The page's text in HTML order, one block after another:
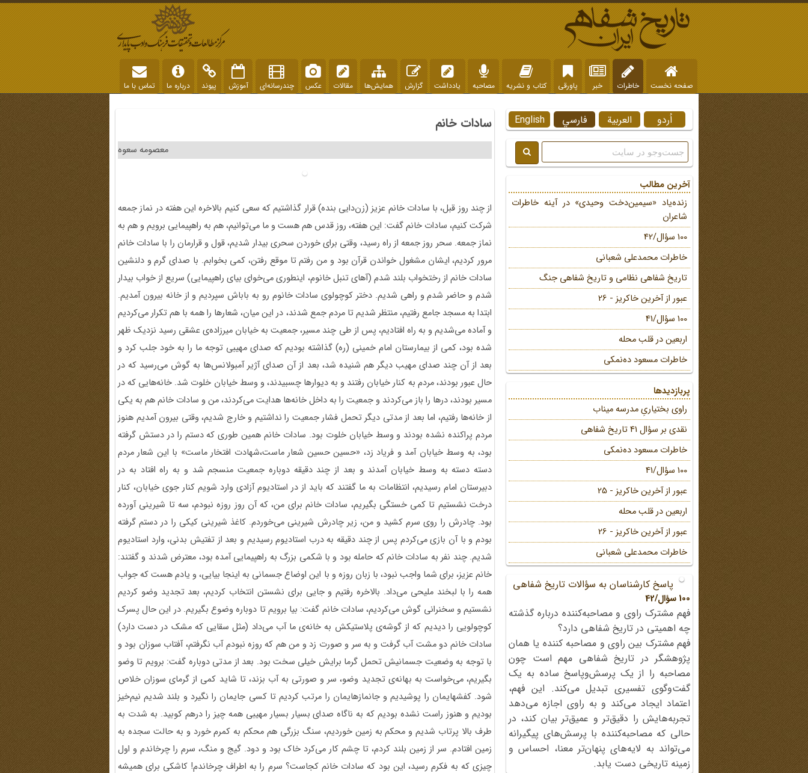
صفحه نخست خاطرات خبر پاورقی کتاب و نشریه مصاحبه یادداشت گزارش همایش‌ها مقالات عکس چندرسانه‌ای آموزش پیوند درباره ما تماس با ما
سادات خانم
معصومه سعوه
از چند روز قبل، با سادات خانم عزیز (زن‌دایی بنده) قرار گذاشتیم که سعی کنیم بالاخره این هفته در نماز جمعه
شرکت کنیم، سادات خانم گفت: این هفته، روز قدس هم هست و ما می‌توانیم، هم به راهپیمایی برویم و هم به
نماز جمعه. سحر روز جمعه از راه رسید،‌ وقتی برای خوردن سحری بیدار شدیم، قول و قرارمان را با سادات خانم
مرور کردیم، ‌ایشان مشغول خواندن قرآن بود و من رفتم تا موقع رفتن، کمی بخوابم. با صدای گرم و دلنشین
سادات خانم از رختخواب بلند شدم (آهای تنبل خانوم،‌ اینطوری می‌خوای بیای راهپیمایی) سریع از خواب بیدار
شدم و حاضر شدم و راهی شدیم. دختر کوچولوی سادات خانوم رو به باباش سپردیم و از خانه بیرون آمدیم.
ابتدا به مسجد جامع رفتیم، منتظر شدیم تا مردم جمع شدند، در این میان، شعارها را همه با هم تکرار می‌کردیم
و آماده می‌شدیم و به راه افتادیم، پس از طی چند مسیر، جمعیت به خیابان میرزاده‌ی عشقی رسید نزدیک ظهر
شده بود، کمی از بیمارستان امام خمینی (ره) گذاشته بودیم که صدای مهیبی توجه ما را به خود جلب کرد و
بعد از آن چند صدای مهیب دیگر هم شنیده شد، بعد از آن صدای آژیر آمبولانس‌ها به گوش می‌رسید که در
حال عبور بودند، مردم به کنار خیابان رفتند و به دیوارها چسبیدند،‌ و وسط خیابان خلوت شد. خانه‌هایی که در
مسیر بودند، درها را باز می‌کردند و جمعیت را به داخل خانه‌ها هدایت می‌کردند، من و سادات خانم هم به یکی
از خانه‌ها رفتیم، اما بعد از مدتی دیگر تحمل فشار جمعیت را نداشتیم و خارج شدیم، وقتی بیرون آمدیم هنوز
مردم پراکنده نشده بودند و وسط خیابان خلوت بود. سادات خانم همین طوری که دستم را در دستش گرفته
بود، به وسط خیابان آمد و فریاد زد،‌ «حسین حسین شعار ماست،شهادت افتخار ماست» با این شعار مردم
دسته دسته به وسط خیابان آمدند و بعد از چند دقیقه دوباره جمعیت منسجم شد و به راه افتاد به در
دبیرستان امام رسیدیم، انتظامات به ما گفتند که باید از در استادیوم آزادی وارد شویم کنار جوی خیابان، کنار
درخت نشستیم تا کمی خستگی بگیریم، سادات خانم برای من، که آن روز روزه نبودم، سه تا شیرینی آورده
بود. چادرش را روی سرم کشید و من، زیر چادرش شیرینی می‌خوردم. کاغذ شیرینی کیکی را در دستم گرفته
بودم و با آن بازی می‌کردم پس از چند دقیقه به درب استادیوم رسیدیم و بعد از تفتیش بدنی، وارد استادیوم
شدیم. چند نفر به سادات خانم که حامله بود و با شکمی بزرگ به راهپیمایی آمده بود،‌ معترض شدند و گفتند‌‌:
خانم عزیز، برای شما واجب نبود، با زبان روزه و با این اوضاع جسمانی به اینجا بیایی، و یادم هست که جواب
همه را با لبخند ملیحی می‌داد. بالاخره رفتیم و جایی برای نشستن انتخاب کردیم، بعد تجدید وضو کردیم
نشستیم و سخنرانی گوش می‌کردیم، سادات خانم گفت:‌ بیا برویم تا دوباره وضوع بگیریم. در این حال پسرک
کوچولویی را دیدیم که از گوشه‌ی پلاستیکش به خانه‌ی ما آب می‌داد (مثل سقایی که مشک در دست دارد)
سادات خانم دو مشت آب گرفت و به سر و صورت زد و من هم که روزه نبودم آب نگرفتم، آفتاب سوزان بود و
با توجه به وضعیت جسمانیش تحمل گرما برایش خیلی سخت بود. بعد از مدتی دوباره گفت: برویم تا وضو
بگیریم، می‌خواست به بهانه‌ی تجدید وضو، سر و صورتی به آب بزند، تا شاید کمی از گرمای سوزان خلاص
شود. کفشهایمان را پوشیدیم و جانمازهایمان را مرتب کردیم تا کسی جایمان را نگیرد و بلند شدیم نیم‌خیز
بودیم و هنوز راست نشده بودیم که به ناگاه صدای بسیار بسیار مهیبی همه چیز را درهم کوبید. به شدت به
طرف بالا پرتاب شدیم و محکم به زمین خوردیم، سنگ بزرگی هم محکم به کمرم خورد و به حالت سجده به
زمین افتادم. سر از زمین بلند کردم، تا چشم کار می‌کرد خاک بود و دود. گیج و منگ، سرم را چرخاندم و اول
چیزی که به فکرم رسید، این بود که سادات خانم کجاست؟ سرم را به اطراف چرخاندم! کاشکی برای همیشه
English فارسي العربية اُردو
آخرین مطالب
زنده‌یاد «سیمین‌دخت وحیدی» در آینه خاطرات
شاعران
100 سؤال/42
خاطرات محمد‌علی شعبانی
تاریخ شفاهی نظامی و تاریخ شفاهی جنگ
عبور از آخرین خاکریز - 26
100 سؤال/41
اربعین در قلب محله
خاطرات مسعود ده‌نمکی
پربازدیدها
راوی بختیاریِ مدرسه میناب
نقدی بر سؤال 41 تاریخ شفاهی
خاطرات مسعود ده‌نمکی
100 سؤال/41
عبور از آخرین خاکریز - 25
اربعین در قلب محله
عبور از آخرین خاکریز - 26
خاطرات محمد‌علی شعبانی
پاسخ کارشناسان به سؤالات تاریخ شفاهی
100 سؤال/42
فهم مشترک راوی و مصاحبه‌کننده درباره گذشته
چه اهمیتی در تاریخ شفاهی دارد؟
فهم مشترک بین راوی و مصاحبه کننده یا همان
پژوهشگر در تاریخ شفاهی مهم است چون
مصاحبه را از یک پرسش‌وپاسخ ساده به یک
گفت‌وگوی تفسیری تبدیل می‌کند. این فهم،
اعتماد ایجاد می‌کند و به راوی اجازه می‌دهد
تجربه‌هایش را دقیق‌تر و عمیق‌تر بیان کند، در
حالی که مصاحبه‌کننده با پرسش‌های پیگیرانه
می‌تواند به لایه‌های پنهان‌تر معنا، احساس و
زمینه تاریخی دست یابد.